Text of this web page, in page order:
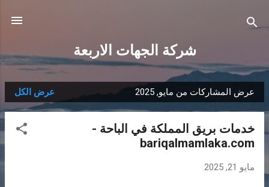
شركة الجهات الاربعة
ا
ل
ش
عرض المشاركات من مايو, 2025 عرض الكل
خدمات بريق المملكة في الباحة -
bariqalmamlaka.com
مايو 21, 2025